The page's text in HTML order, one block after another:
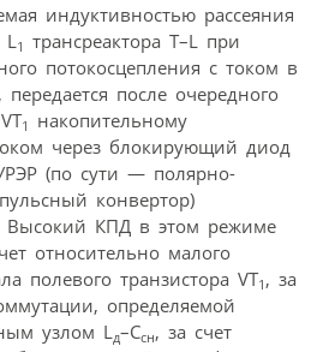
индуктивностью рассеяния
1 трансреактора T–L при
потокосцепления с током в
, передается после очередного
1
накопительному
через блокирующий диод
(по сути — полярно-
конвертор)
Высокий КПД в этом режиме
относительно малого
полевого транзистора VT1 , за
определяемой
узлом L д–Ссн, за счет